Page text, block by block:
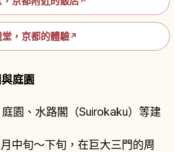
，京都的體驗↗
庭園
園、水路閣（Suirokaku）等建
中旬～下旬，在巨大三門的周